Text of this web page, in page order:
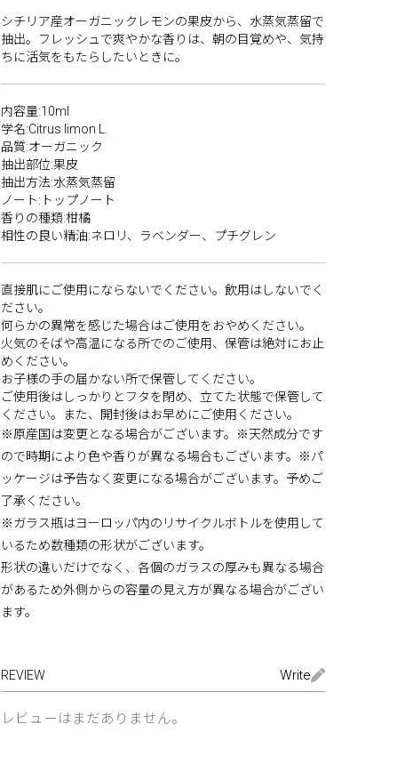
シチリア産オーガニックレモンの果皮から、水蒸気蒸留で
抽出。フレッシュで爽やかな香りは、朝の目覚めや、気持
ちに活気をもたらしたいときに。
内容量:10ml
学名:Citrus limon L.
品質:オーガニック
抽出部位:果皮
抽出方法:水蒸気蒸留
ノート:トップノート
香りの種類:柑橘
相性の良い精油:ネロリ、ラベンダー、プチグレン
直接肌にご使用にならないでください。飲用はしないでく
ださい。
何らかの異常を感じた場合はご使用をおやめください。
火気のそばや高温になる所でのご使用、保管は絶対にお止
めください。
お子様の手の届かない所で保管してください。
ご使用後はしっかりとフタを閉め、立てた状態で保管して
ください。また、開封後はお早めにご使用ください。
※原産国は変更となる場合がございます。※天然成分です
ので時期により色や香りが異なる場合もございます。※パ
ッケージは予告なく変更になる場合がございます。予めご
了承ください。
※ガラス瓶はヨーロッパ内のリサイクルボトルを使用して
いるため数種類の形状がございます。
形状の違いだけでなく、各個のガラスの厚みも異なる場合
があるため外側からの容量の見え方が異なる場合がござい
ます。
REVIEW Write
レビューはまだありません。